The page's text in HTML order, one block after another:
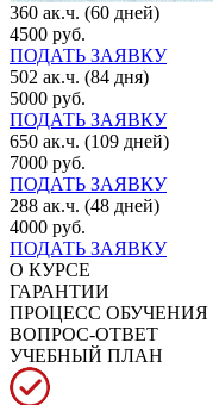
360 ак.ч. (60 дней)
4500 руб.
ПОДАТЬ ЗАЯВКУ
502 ак.ч. (84 дня)
5000 руб.
ПОДАТЬ ЗАЯВКУ
650 ак.ч. (109 дней)
7000 руб.
ПОДАТЬ ЗАЯВКУ
288 ак.ч. (48 дней)
4000 руб.
ПОДАТЬ ЗАЯВКУ
О КУРСЕ
ГАРАНТИИ
ПРОЦЕСС ОБУЧЕНИЯ
ВОПРОС-ОТВЕТ
УЧЕБНЫЙ ПЛАН